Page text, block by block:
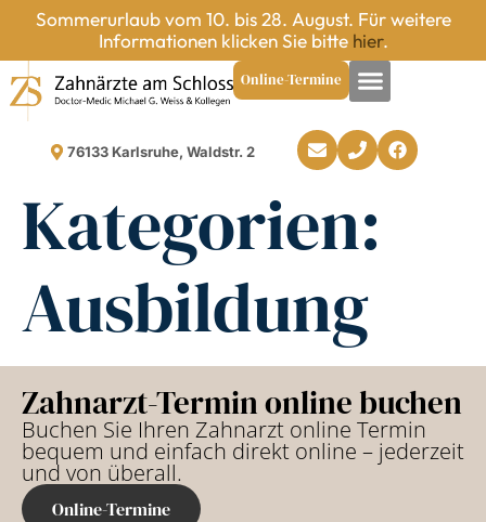
Sommerurlaub vom 10. bis 28. August. Für weitere
Informationen klicken Sie bitte hier.
Online-Termine
76133 Karlsruhe, Waldstr. 2
Kategorien:
Ausbildung
Zahnarzt-Termin online buchen
Buchen Sie Ihren Zahnarzt online Termin
bequem und einfach direkt online – jederzeit
und von überall.
Online-Termine